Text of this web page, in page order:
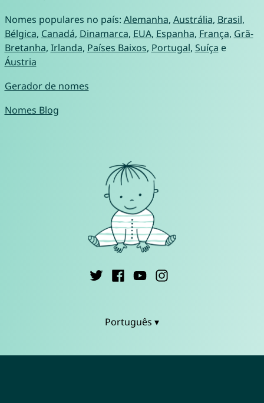
Nomes populares no país: Alemanha, Austrália, Brasil,
Bélgica, Canadá, Dinamarca, EUA, Espanha, França, Grã-
Bretanha, Irlanda, Países Baixos, Portugal, Suíça e
Áustria
Gerador de nomes
Nomes Blog
Português ▾